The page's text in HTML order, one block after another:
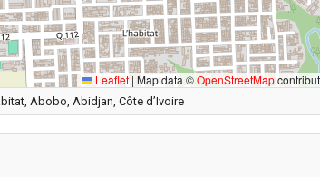
Leaflet | Map data ©OpenStreetMap
Abobo, Abidjan, Côte d’Ivoire